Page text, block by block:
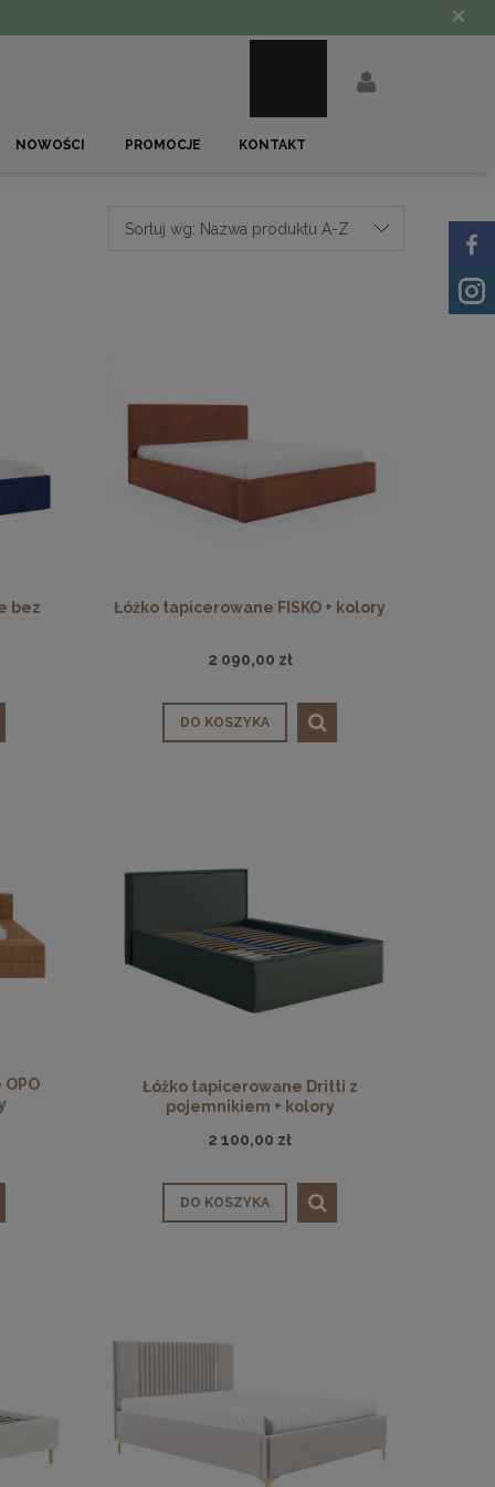
×
NOWOŚCI PROMOCJE KONTAKT
Sortuj wg: Nazwa produktu A-Z
bez
Łóżko tapicerowane FISKO + kolory
2 090,00 zł
DO KOSZYKA
Łóżko tapicerowane Dritti z
pojemnikiem + kolory
2 100,00 zł
DO KOSZYKA